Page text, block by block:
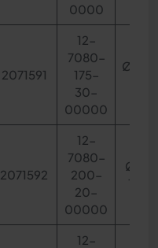
0000
2071591
12-
7080-
175-
30-
00000
Ø 95 x
2071592
12-
7080-
200-
20-
00000
Ø
10
12-